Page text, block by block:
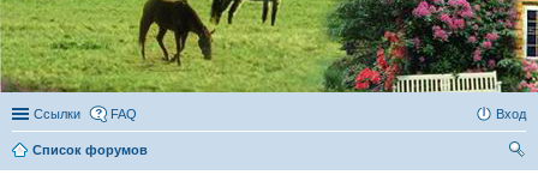
Ссылки FAQ Вход
Список форумов